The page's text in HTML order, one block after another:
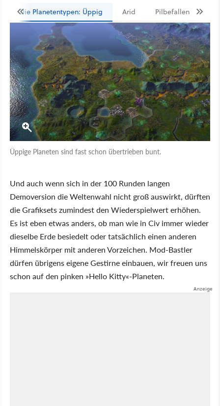
Die Planetentypen: Üppig Arid Pilbefallen
Üppige Planeten sind fast schon übertrieben bunt.
Und auch wenn sich in der 100 Runden langen
Demoversion die Weltenwahl nicht groß auswirkt, dürften
die Grafiksets zumindest den Wiederspielwert erhöhen.
Es ist eben etwas anders, ob man wie in Civ immer wieder
dieselbe Erde besiedelt oder tatsächlich einen anderen
Himmelskörper mit anderen Vorzeichen. Mod-Bastler
dürfen übrigens eigene Gestirne einbauen, wir freuen uns
schon auf den pinken »Hello Kitty«-Planeten.